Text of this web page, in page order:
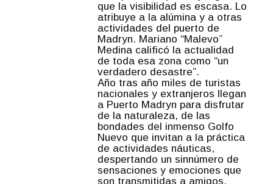
que la visibilidad es escasa. Lo
atribuye a la alúmina y a otras
actividades del puerto de
Madryn. Mariano “Malevo”
Medina calificó la actualidad
de toda esa zona como “un
verdadero desastre”.
Año tras año miles de turistas
nacionales y extranjeros llegan
a Puerto Madryn para disfrutar
de la naturaleza, de las
bondades del inmenso Golfo
Nuevo que invitan a la práctica
de actividades náuticas,
despertando un sinnúmero de
sensaciones y emociones que
son transmitidas a amigos,